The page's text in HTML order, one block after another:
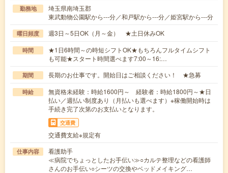
勤務地
埼玉県南埼玉郡
東武動物公園駅から---分／和戸駅から---分／姫宮駅から---分
曜日頻度 週3日～5日OK（月～金） ★土日休みOK
時間
★1日6時間～の時短シフトOK★もちろんフルタイムシフト
も可能★スタート時間選べます7:00～16:…
期間 長期のお仕事です。開始日はご相談ください！ ★急募
時給
無資格未経験：時給1600円～ 経験者：時給1800円～★日
払い／週払い制度あり（月払いも選べます）※稼働開始時は
手続き完了次第のお支払いとなります。
交通費
交通費支給※規定有
仕事内容
看護助手
≪病院でちょっとしたお手伝い≫○カルテ整理などの看護師
さんのお手伝い○シーツの交換やベッドメイキング…